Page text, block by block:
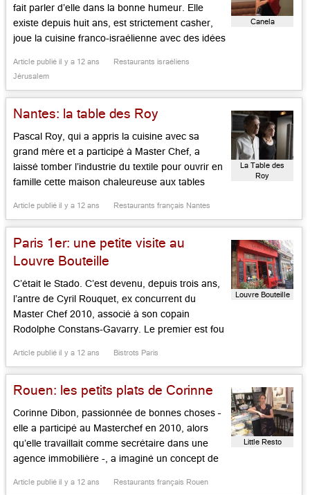
fait parler d’elle dans la bonne humeur. Elle
existe depuis huit ans, est strictement casher,
joue la cuisine franco-israélienne avec des idées
séduit par sa fraîcheur et sa sincérité. Le chef
[…]...
Article publié il y a 12 ans
Restaurants israéliens
Jérusalem
Canela
Nantes: la table des Roy
Pascal Roy, qui a appris la cuisine avec sa
grand mère et a participé à Master Chef, a
laissé tomber l’industrie du textile pour ouvrir en
famille cette maison chaleureuse aux tables
anodine. Les menus sont dispensés avec
joyeuseté, plus simple le midi, plus élaborée le
soir. Carpaccio […]...
Article publié il y a 12 ans Restaurants français Nantes
La Table des
Roy
Paris 1er: une petite visite au
Louvre Bouteille
C’était le Stado. C’est devenu, depuis trois ans,
l’antre de Cyril Rouquet, ex concurrent du
Master Chef 2010, associé à son copain
Rodolphe Constans-Gavarry. Le premier est fou
cuit au fer à repasser!) et le second fan de bons
vins. Ils tiennent à quatre mains, avec […]...
Article publié il y a 12 ans Bistrots Paris
Louvre Bouteille
Rouen: les petits plats de Corinne
Corinne Dibon, passionnée de bonnes choses –
elle a participé au Masterchef en 2010, alors
qu’elle travaillait comme secrétaire dans une
agence immobilière -, a imaginé un concept de
plats (saumon, brocolis et quinoa, risotto aux
Article publié il y a 12 ans Restaurants français Rouen
Little Resto